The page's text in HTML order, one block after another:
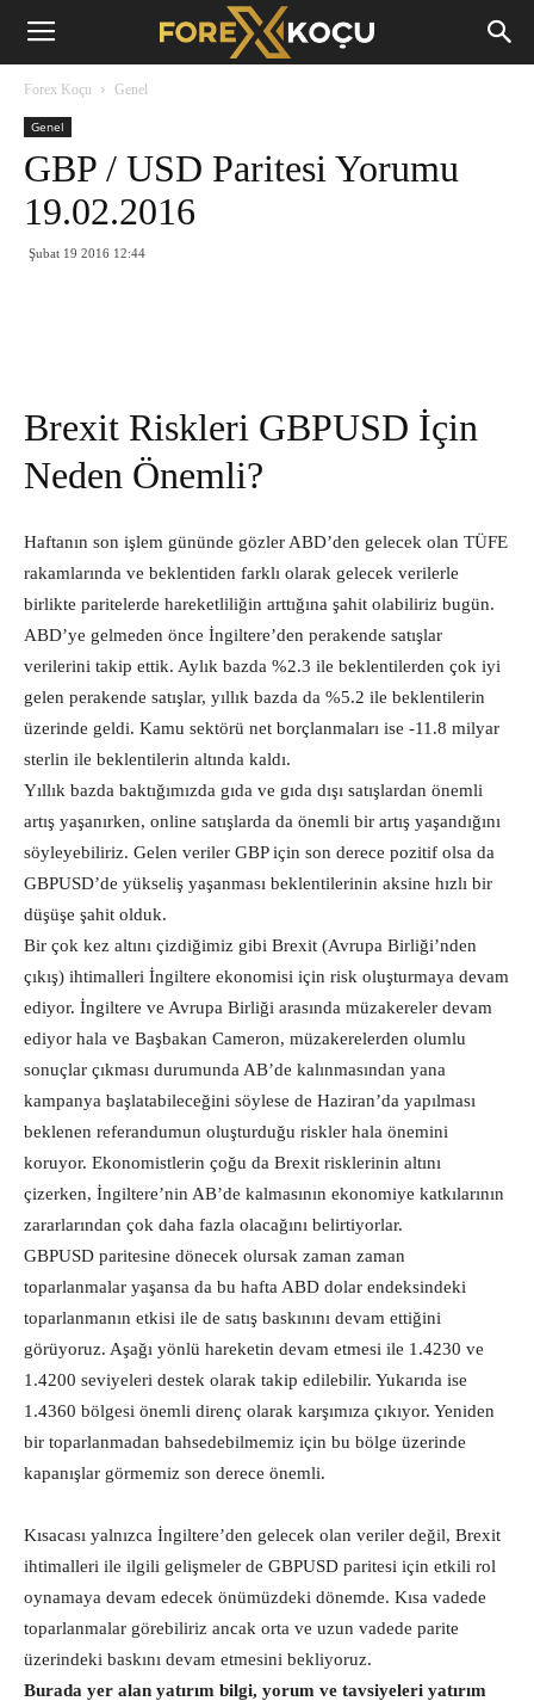
Forex
Forex Koçu Genel
Genel
GBP / USD Paritesi Yorumu
19.02.2016
Şubat 19 2016 12:44
Brexit Riskleri GBPUSD İçin
Neden Önemli?
Haftanın son işlem gününde gözler ABD’den gelecek olan TÜFE
rakamlarında ve beklentiden farklı olarak gelecek verilerle
birlikte paritelerde hareketliliğin arttığına şahit olabiliriz bugün.
ABD’ye gelmeden önce İngiltere’den perakende satışlar
verilerini takip ettik. Aylık bazda %2.3 ile beklentilerden çok iyi
gelen perakende satışlar, yıllık bazda da %5.2 ile beklentilerin
üzerinde geldi. Kamu sektörü net borçlanmaları ise -11.8 milyar
sterlin ile beklentilerin altında kaldı.
Yıllık bazda baktığımızda gıda ve gıda dışı satışlardan önemli
artış yaşanırken, online satışlarda da önemli bir artış yaşandığını
söyleyebiliriz. Gelen veriler GBP için son derece pozitif olsa da
GBPUSD’de yükseliş yaşanması beklentilerinin aksine hızlı bir
düşüşe şahit olduk.
Bir çok kez altını çizdiğimiz gibi Brexit (Avrupa Birliği’nden
çıkış) ihtimalleri İngiltere ekonomisi için risk oluşturmaya devam
ediyor. İngiltere ve Avrupa Birliği arasında müzakereler devam
ediyor hala ve Başbakan Cameron, müzakerelerden olumlu
sonuçlar çıkması durumunda AB’de kalınmasından yana
kampanya başlatabileceğini söylese de Haziran’da yapılması
beklenen referandumun oluşturduğu riskler hala önemini
koruyor. Ekonomistlerin çoğu da Brexit risklerinin altını
çizerken, İngiltere’nin AB’de kalmasının ekonomiye katkılarının
zararlarından çok daha fazla olacağını belirtiyorlar.
GBPUSD paritesine dönecek olursak zaman zaman
toparlanmalar yaşansa da bu hafta ABD dolar endeksindeki
toparlanmanın etkisi ile de satış baskınını devam ettiğini
görüyoruz. Aşağı yönlü hareketin devam etmesi ile 1.4230 ve
1.4200 seviyeleri destek olarak takip edilebilir. Yukarıda ise
1.4360 bölgesi önemli direnç olarak karşımıza çıkıyor. Yeniden
bir toparlanmadan bahsedebilmemiz için bu bölge üzerinde
kapanışlar görmemiz son derece önemli.
Kısacası yalnızca İngiltere’den gelecek olan veriler değil, Brexit
ihtimalleri ile ilgili gelişmeler de GBPUSD paritesi için etkili rol
oynamaya devam edecek önümüzdeki dönemde. Kısa vadede
toparlanmalar görebiliriz ancak orta ve uzun vadede parite
üzerindeki baskını devam etmesini bekliyoruz.
Burada yer alan yatırım bilgi, yorum ve tavsiyeleri yatırım